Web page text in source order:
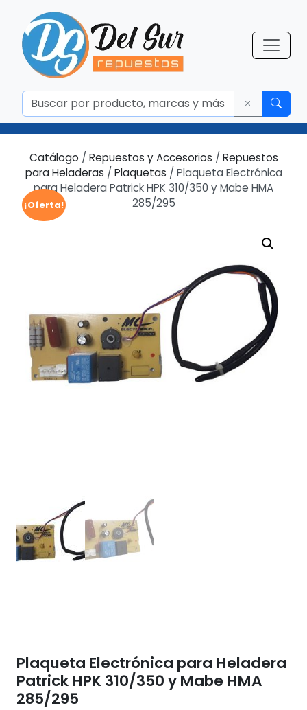
¡Oferta!
Catálogo / Repuestos y Accesorios / Repuestos
para Heladeras / Plaquetas / Plaqueta Electrónica
para Heladera Patrick HPK 310/350 y Mabe HMA
285/295
Plaqueta Electrónica para Heladera
Patrick HPK 310/350 y Mabe HMA
285/295